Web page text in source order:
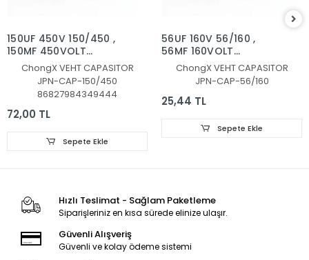
150UF 450V 150/450 ,
150MF 450VOLT
KONDANSATÖR
ChongX VEHT CAPASITOR
JPN-CAP-150/450
86827984349444
72,00 TL
Sepete Ekle
56UF 160V 56/160 ,
56MF 160VOLT
KONDANSATÖR
ChongX VEHT CAPASITOR
JPN-CAP-56/160
25,44 TL
Sepete Ekle
Hızlı Teslimat - Sağlam Paketleme
Siparişleriniz en kısa sürede elinize ulaşır.
Güvenli Alışveriş
Güvenli ve kolay ödeme sistemi